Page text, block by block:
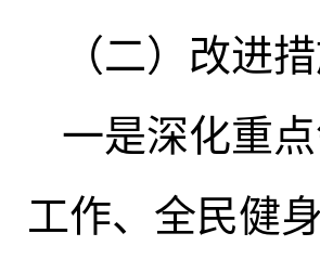
（二）改进
一是深化重
工作、全民健